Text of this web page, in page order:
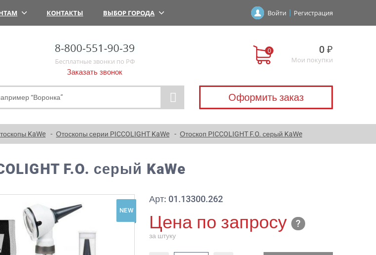
КОНТАКТЫ ВЫБОР ГОРОДА Войти Регистрация
Бесплатные звонки по РФ
Заказать звонок
0 ₽
Мои покупки
Оформить заказ
KaWe Отоскопы серии PICCOLIGHT KaWe Отоскоп PICCOLIGHT F.O. серый KaWe
F.O. серый KaWe
NEW
Арт: 01.13300.262
Цена по запросу
за штуку